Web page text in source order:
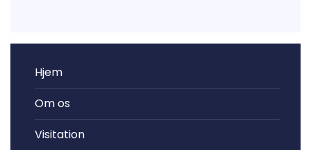
Primær
navigation
Hjem
Om os
Visitation